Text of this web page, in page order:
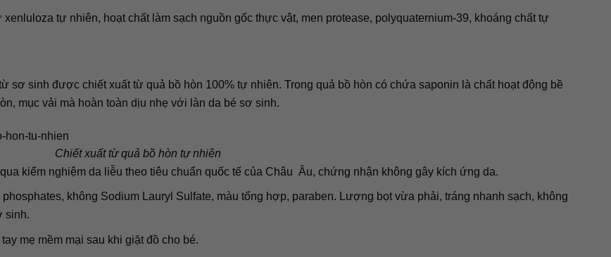
tự nhiên, hoạt chất làm sạch nguồn gốc thực vật, men protease, polyquaternium-39, khoáng chất tự
sơ sinh được chiết xuất từ quả bồ hòn 100% tự nhiên. Trong quả bồ hòn có chứa saponin là chất hoạt động bề
mục vải mà hoàn toàn dịu nhẹ với làn da bé sơ sinh.
Chiết xuất từ quả bồ hòn tự nhiên
kiểm nghiệm da liễu theo tiêu chuẩn quốc tế của Châu Âu, chứng nhận không gây kích ứng da.
không Sodium Lauryl Sulfate, màu tổng hợp, paraben. Lượng bọt vừa phải, tráng nhanh sạch, không
sinh.
mẹ mềm mại sau khi giặt đồ cho bé.